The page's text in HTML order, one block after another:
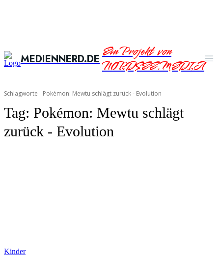
MEDIENNERD.DEEin Projekt von
NORDSEE.MEDIA
Schlagworte Pokémon: Mewtu schlägt zurück - Evolution
Tag: Pokémon: Mewtu schlägt
zurück - Evolution
Kinder